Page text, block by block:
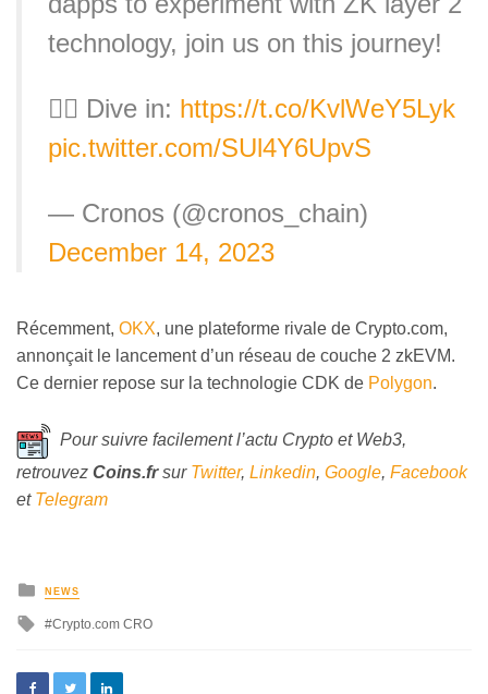
technology, join us on this journey!
👉🏻 Dive in: https://t.co/KvlWeY5Lyk
pic.twitter.com/SUl4Y6UpvS
— Cronos (@cronos_chain)
December 14, 2023
Récemment, OKX, une plateforme rivale de Crypto.com,
annonçait le lancement d’un réseau de couche 2 zkEVM.
Ce dernier repose sur la technologie CDK de Polygon.
Pour suivre facilement l’actu Crypto et Web3,
retrouvez Coins.frsur Twitter, Linkedin, Google, Facebook
et Telegram
NEWS
Crypto.com CRO